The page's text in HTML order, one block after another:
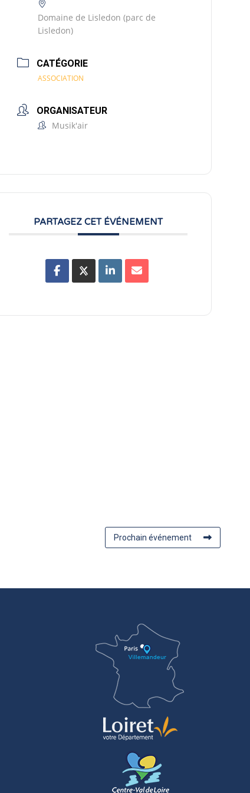
Domaine de Lisledon (parc de
Lisledon)
CATÉGORIE
ASSOCIATION
ORGANISATEUR
Musik'air
PARTAGEZ CET ÉVÉNEMENT
Prochain événement